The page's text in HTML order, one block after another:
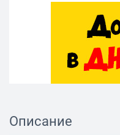
Описание